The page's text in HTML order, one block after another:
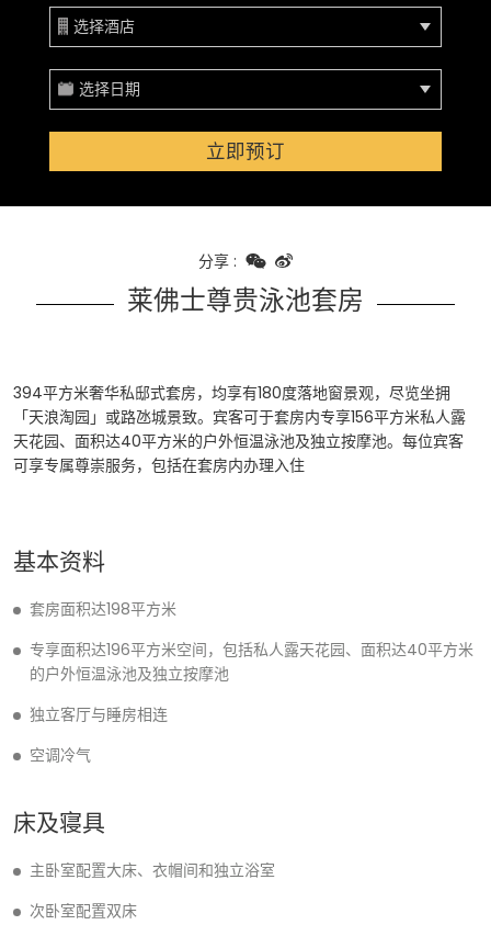
选择酒店
选择日期
立即预订
分享 :
莱佛士尊贵泳池套房
394平方米奢华私邸式套房，均享有180度落地窗景观，尽览坐拥
「天浪淘园」或路氹城景致。宾客可于套房内专享156平方米私人露
天花园、面积达40平方米的户外恒温泳池及独立按摩池。每位宾客
可享专属尊崇服务，包括在套房内办理入住
基本资料
套房面积达198平方米
专享面积达196平方米空间，包括私人露天花园、面积达40平方米
的户外恒温泳池及独立按摩池
独立客厅与睡房相连
空调冷气
床及寝具
主卧室配置大床、衣帽间和独立浴室
次卧室配置双床